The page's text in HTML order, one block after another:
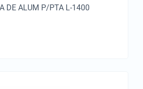
DE ALUM P/PTA L-1400